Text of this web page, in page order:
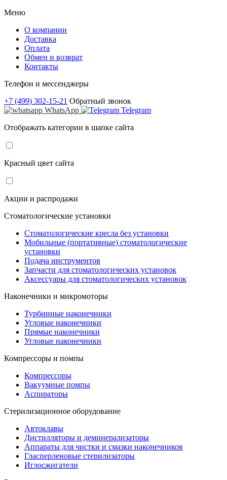
Меню
О компании
Доставка
Оплата
Обмен и возврат
Контакты
Телефон и мессенджеры
+7 (499) 302-15-21 Обратный звонок
WhatsApp
Telegram
Отображать категории в шапке сайта
Красный цвет сайта
Акции и распродажи
Стоматологические установки
Стоматологические кресла без установки
Мобильные (портативные) стоматологические
установки
Подача инструментов
Запчасти для стоматологических установок
Аксессуары для стоматологических установок
Наконечники и микромоторы
Турбинные наконечники
Угловые наконечники
Прямые наконечники
Угловые наконечники
Компрессоры и помпы
Компрессоры
Вакуумные помпы
Аспираторы
Стерилизационное оборудование
Автоклавы
Дистилляторы и деминерализаторы
Аппараты для чистки и смазки наконечников
Гласперленовые стерилизаторы
Иглосжигатели